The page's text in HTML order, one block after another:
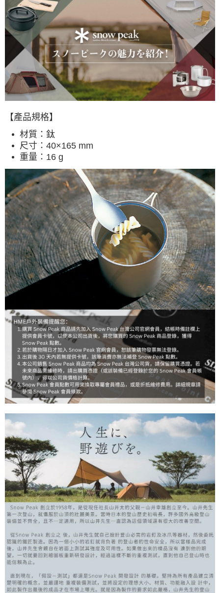
7-11取貨付款
每筆NT$60，滿NT$490(含以上)免運費
付款後7-11取貨
每筆NT$60，滿NT$490(含以上)免運費
宅配
每筆NT$80，滿NT$490(含以上)免運費
離島宅配
付款後門市自取
免運費
順豐貨運海外配送(運費買家自付，順豐交貨並收取運費) 查看運費
【產品規格】
材質： 鈦
尺寸： 40×165 mm
重量： 16 g